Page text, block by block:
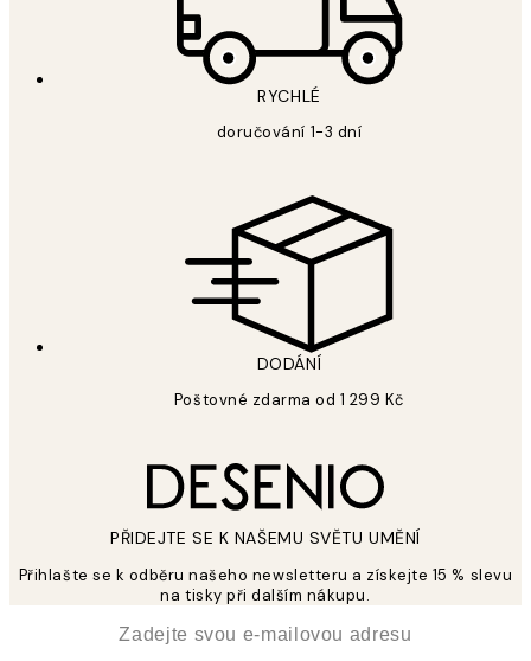
RYCHLÉ
doručování 1-3 dní
DODÁNÍ
Poštovné zdarma od 1 299 Kč
PŘIDEJTE SE K NAŠEMU SVĚTU UMĚNÍ
Přihlašte se k odběru našeho newsletteru a získejte 15 % slevu
na tisky při dalším nákupu.